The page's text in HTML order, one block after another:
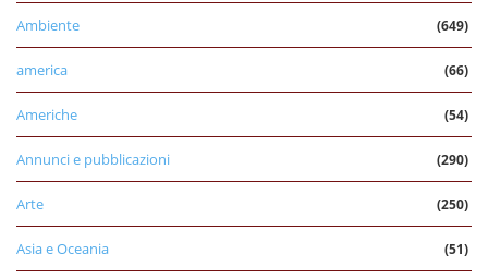
Ambiente (649)
america (66)
Americhe (54)
Annunci e pubblicazioni (290)
Arte (250)
Asia e Oceania (51)